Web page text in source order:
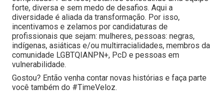
forte, diversa e sem medo de desafios. Aqui a
diversidade é aliada da transformação. Por isso,
incentivamos e zelamos por candidaturas de
profissionais que sejam: mulheres, pessoas: negras,
indígenas, asiáticas e/ou multirracialidades, membros da
comunidade LGBTQIANPN+, PcD e pessoas em
vulnerabilidade.
Gostou? Então venha contar novas histórias e faça parte
você também do #TimeVeloz.